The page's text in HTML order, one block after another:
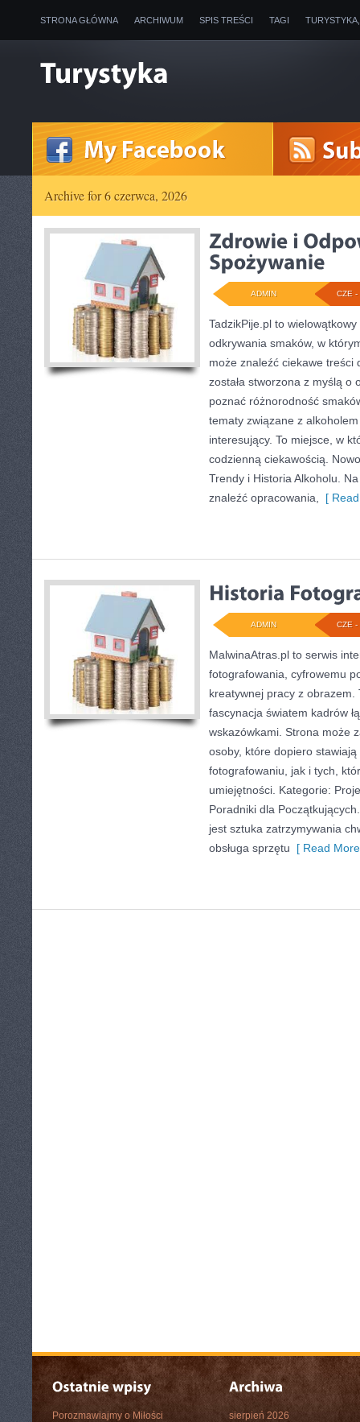
STRONA GŁÓWNA ARCHIWUM SPIS TREŚCI TAGI
Archive for 6 czerwca, 2026
CZE -
ADMIN
TadzikPije.pl to
odkrywania smaków, w
może znaleźć ciekawe treści
została stworzona z myślą o
poznać różnorodność
tematy związane z
interesujący. To miejsce, w
codzienną ciekawością.
Trendy i Historia Alkoholu.
znaleźć opracowania,
[
CZE -
ADMIN
MalwinaAtras.pl to serwis
fotografowania, cyfrowemu
kreatywnej pracy z obrazem.
fascynacja światem kadrów
wskazówkami. Strona może
osoby, które dopiero
fotografowaniu, jak i tych,
umiejętności. Kategorie:
Poradniki dla
jest sztuka zatrzymywania
obsługa sprzętu [ Read
Porozmawiajmy o Miłości
sierpień 2026